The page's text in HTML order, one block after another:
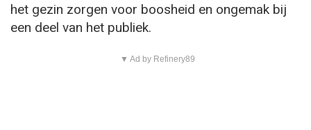
het gezin zorgen voor boosheid en ongemak bij
een deel van het publiek.
▼ Ad by Refinery89